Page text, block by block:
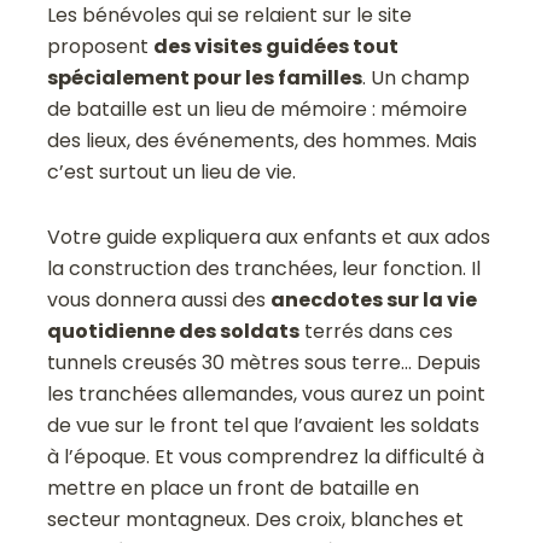
Les bénévoles qui se relaient sur le site
proposent des visites guidées tout
spécialement pour les familles. Un champ
de bataille est un lieu de mémoire : mémoire
des lieux, des événements, des hommes. Mais
c’est surtout un lieu de vie.
Votre guide expliquera aux enfants et aux ados
la construction des tranchées, leur fonction. Il
vous donnera aussi des anecdotes sur la vie
quotidienne des soldats terrés dans ces
tunnels creusés 30 mètres sous terre… Depuis
les tranchées allemandes, vous aurez un point
de vue sur le front tel que l’avaient les soldats
à l’époque. Et vous comprendrez la difficulté à
mettre en place un front de bataille en
secteur montagneux. Des croix, blanches et